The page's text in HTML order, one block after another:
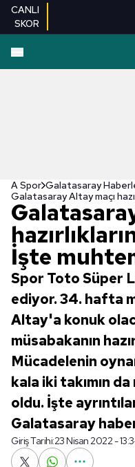
CANLI
SKOR
A Spor Galatasaray
İşte
Spor Toto Süper
ediyor. 34. hafta
Altay'a konuk
müsabakanın
Mücadelenin
kala iki takımın
oldu. İşte
Galatasaray
Giriş Tarihi:23 Nisan 2022 -